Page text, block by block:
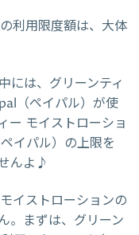
利用限度額は、大体
には、グリーンティ
（ペイパル）が使
ー モイストローショ
イパル）の上限を
んよ♪
イストローションの
。まずは、グリーン